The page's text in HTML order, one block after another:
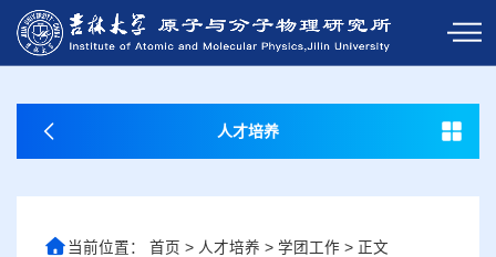
人才培养
当前位置： 首页 > 人才培养 > 学团工作 > 正文